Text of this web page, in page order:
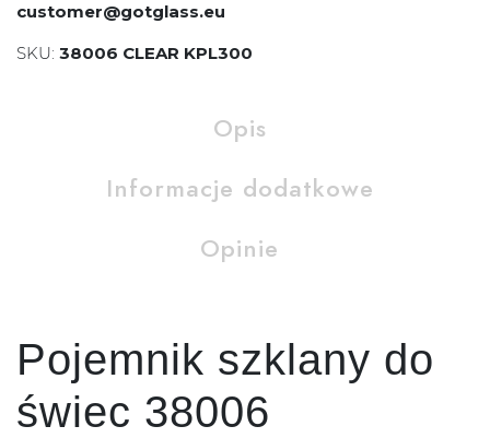
customer@gotglass.eu
SKU: 38006 CLEAR KPL300
Opis
Informacje dodatkowe
Opinie
Pojemnik szklany do
świec 38006